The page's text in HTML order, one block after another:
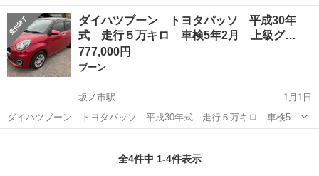
名： ダイハツ ■ 車種名： ブーン ■ グレード名： ＣＬ ＥＴ
Ｃ キーレスエントリー アイドリングストップ 電動格納ミラー
ＣＶＴ 衝突...
福岡 福岡市 ブーン
ダイハツブーン トヨタパッソ 平成30年
式 走行５万キロ 車検5年2月 上級グ…
777,000円
ブーン
坂ノ市駅
1月1日
ダイハツブーン トヨタパッソ 平成30年式 走行５万キロ 車検5年
2月 上級グレード シルクSA II 修復歴なし 高性能ナビ テレビ
全4件中 1-4件表示